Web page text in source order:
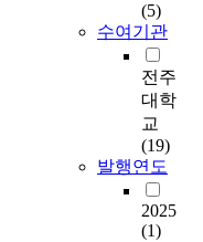
(5)
수여기관
전주
대학
교
(19)
발행연도
2025
(1)